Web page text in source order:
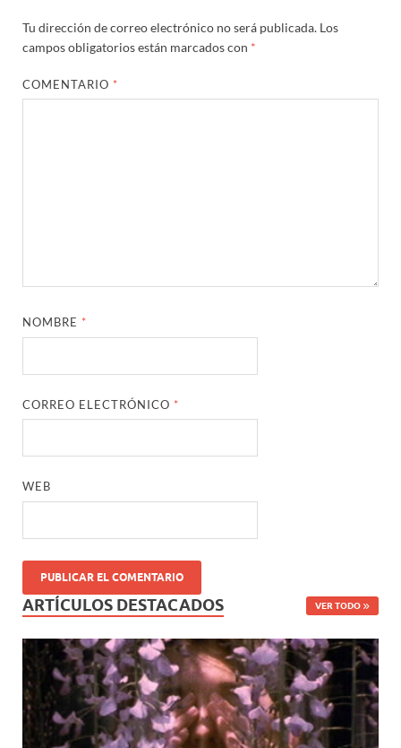
Tu dirección de correo electrónico no será publicada. Los
campos obligatorios están marcados con *
COMENTARIO *
NOMBRE *
CORREO ELECTRÓNICO *
WEB
ARTÍCULOS DESTACADOS VER TODO